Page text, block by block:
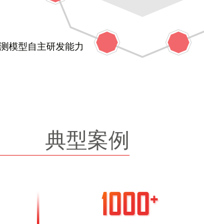
模型自主研发能力
典型案例